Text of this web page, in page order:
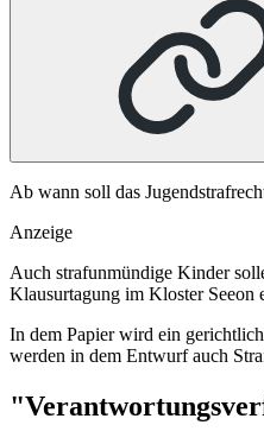
Ab wann soll das
Anzeige
Auch strafunmündige Kinder
Klausurtagung im Kloster Seeon
In dem Papier wird ein
werden in dem Entwurf auch